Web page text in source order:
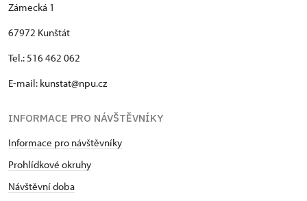
Zámecká 1
67972 Kunštát
Tel.: 516 462 062
E-mail: kunstat@npu.cz
INFORMACE PRO NÁVŠTĚVNÍKY
Informace pro návštěvníky
Prohlídkové okruhy
Návštěvní doba